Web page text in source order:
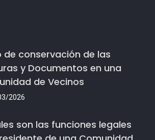
de conservación de las
y Documentos en una
de Vecinos
2026
son las funciones legales